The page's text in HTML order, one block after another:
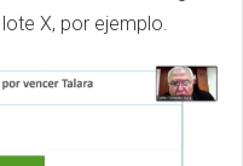
X, por ejemplo.